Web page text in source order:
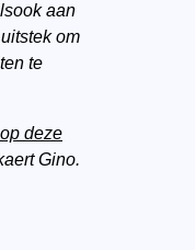
aan
om
te
deze
Gino.